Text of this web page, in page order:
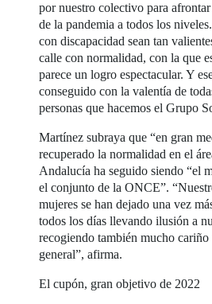
por nuestro colectivo para
de la pandemia a todos los
con discapacidad sean tan
calle con normalidad, con la que
parece un logro espectacular. Y
conseguido con la valentía de
personas que hacemos el Grupo
Martínez subraya que “en gran
recuperado la normalidad en el
Andalucía ha seguido siendo “el
el conjunto de la ONCE”.
mujeres se han dejado una vez
todos los días llevando ilusión a
recogiendo también mucho cariño
general”, afirma.
El cupón, gran objetivo de 2022